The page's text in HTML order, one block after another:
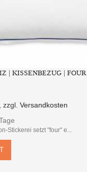
| KISSENBEZUG | FOUR
,zzgl.Versandkosten
Stickerei setzt "four" e...